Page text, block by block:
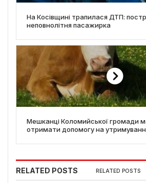
На Косівщині трапилася ДТП:
неповнолітня пасажирка
Мешканці Коломийської громади
отримати допомогу на
RELATED POSTS RELATED POSTS